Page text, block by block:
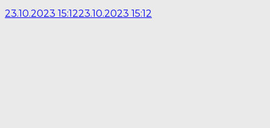
23.10.2023 15:1223.10.2023 15:12